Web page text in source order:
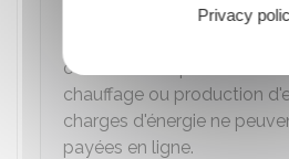
autres dépenses comme
combustibles pour
chauffage ou production
charges d'énergie ne
payées en ligne.
Privacy